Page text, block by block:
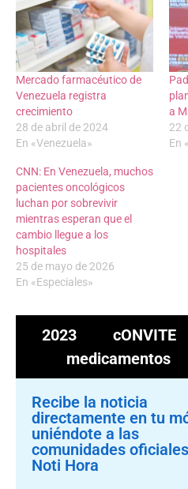
Mercado farmacéutico de
Venezuela registra
crecimiento
28 de abril de 2024
En «Venezuela»
a
22
En
CNN: En Venezuela, muchos
pacientes oncológicos
luchan por sobrevivir
mientras esperan que el
cambio llegue a los
hospitales
25 de mayo de 2026
En «Especiales»
2023 cONVITE
medicamentos
Recibe la noticia
directamente en tu
uniéndote a las
comunidades
Noti Hora